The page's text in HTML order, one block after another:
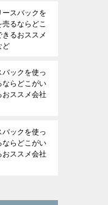
スバックを
るならどこ
るおススメ
ど
ックを使っ
ならどこがい
おススメ会社
バックを使っ
ならどこがい
おススメ会社